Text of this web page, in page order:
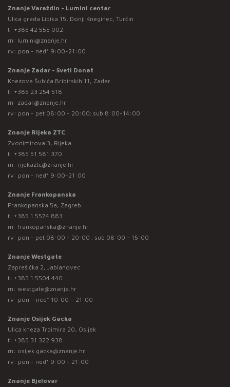
Znanje Varaždin - Lumini centar
Ulica grada Lipika 15, Donji Kneginec, Turčin
t: +385 42 555 002
m: lumini@znanje.hr
rv: pon - ned* 9:00-21:00
Znanje Zadar - Sveti Donat
Knezova Šubića Bribirskih 11, Zadar
t: +385 23 254 518
m: zadar@znanje.hr
rv: pon - pet 08:00 - 20:00; sub 8:00-14:00
Znanje Rijeka ZTC
Zvonimirova 3, Rijeka
t: +385 51 581 370
m: rijekaztc@znanje.hr
rv: pon - ned* 9:00-21:00
Znanje Frankopanska
Frankopanska 5a, Zagreb
t: +385 1 5574 883
m: frankopanska@znanje.hr
rv: pon - pet 08:00 - 20:00 ; sub 08:00 - 15:00
Znanje Westgate
Zaprešićka 2, Jablanovec
t: +385 1 5504 440
m: westgate@znanje.hr
rv: pon – ned* 10:00 – 21:00
Znanje Osijek Gacka
Ulica kneza Trpimira 20, Osijek
t: +385 31 322 938
m: osijek.gacka@znanje.hr
rv: pon - ned* 9:00 - 21:00
Znanje Bjelovar